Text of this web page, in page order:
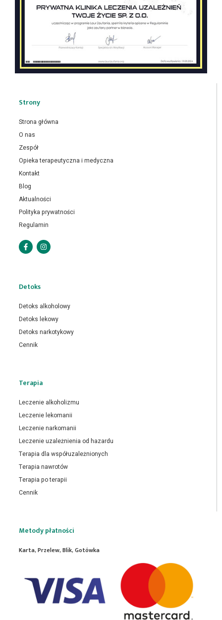
Strony
Strona główna
O nas
Zespół
Opieka terapeutyczna i medyczna
Kontakt
Blog
Aktualności
Polityka prywatności
Regulamin
Detoks
Detoks alkoholowy
Detoks lekowy
Detoks narkotykowy
Cennik
Terapia
Leczenie alkoholizmu
Leczenie lekomanii
Leczenie narkomanii
Leczenie uzależnienia od hazardu
Terapia dla współuzależnionych
Terapia nawrotów
Terapia po terapii
Cennik
Metody płatności
Karta, Przelew, Blik, Gotówka